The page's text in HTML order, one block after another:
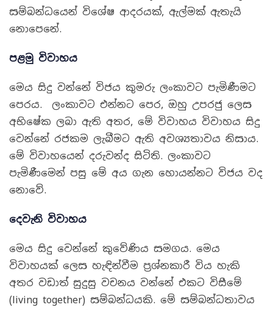
සම්බන්ධයෙන් විශේෂ ආදරයක්, ඇල්මක් ඇතැයි
නොපෙනේ.
පළමු විවාහය
මෙය සිදු වන්නේ විජය කුමරු ලංකාවට පැමිණීමට
පෙරය. ලංකාවට එන්නට පෙර, ඔහු උපරජු ලෙස
අභිෂේක ලබා ඇති අතර, මේ විවාහය විවාහය සිදු
වෙන්නේ රජකම ලැබීමට ඇති අවශ්‍යතාවය නිසාය.
මේ විවාහයෙන් දරුවන්ද සිටිති. ලංකාවට
පැමිණීමෙන් පසු මේ අය ගැන හොයන්නට විජය වද
නොවේ.
දෙවැනි විවාහය
මෙය සිදු වෙන්නේ කුවේණිය සමගය. මෙය
විවාහයක් ලෙස හැඳින්වීම ප්‍රශ්නකාරී විය හැකි
අතර වඩාත් සුදුසු වචනය වන්නේ එකට විසීමේ
(living together) සම්බන්ධයකි. මේ සම්බන්ධතාවය